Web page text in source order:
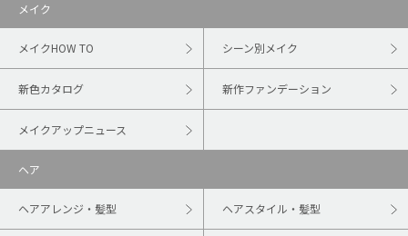
メイク
メイクHOW TO シーン別メイク
新色カタログ 新作ファンデーション
メイクアップニュース
ヘア
ヘアアレンジ・髪型 ヘアスタイル・髪型